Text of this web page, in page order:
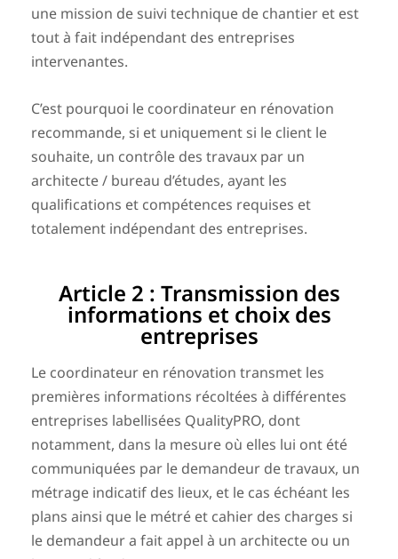
une mission de suivi technique de chantier et est
tout à fait indépendant des entreprises
intervenantes.
C’est pourquoi le coordinateur en rénovation
recommande, si et uniquement si le client le
souhaite, un contrôle des travaux par un
architecte / bureau d’études, ayant les
qualifications et compétences requises et
totalement indépendant des entreprises.
Article 2 : Transmission des
informations et choix des
entreprises
Le coordinateur en rénovation transmet les
premières informations récoltées à différentes
entreprises labellisées QualityPRO, dont
notamment, dans la mesure où elles lui ont été
communiquées par le demandeur de travaux, un
métrage indicatif des lieux, et le cas échéant les
plans ainsi que le métré et cahier des charges si
le demandeur a fait appel à un architecte ou un